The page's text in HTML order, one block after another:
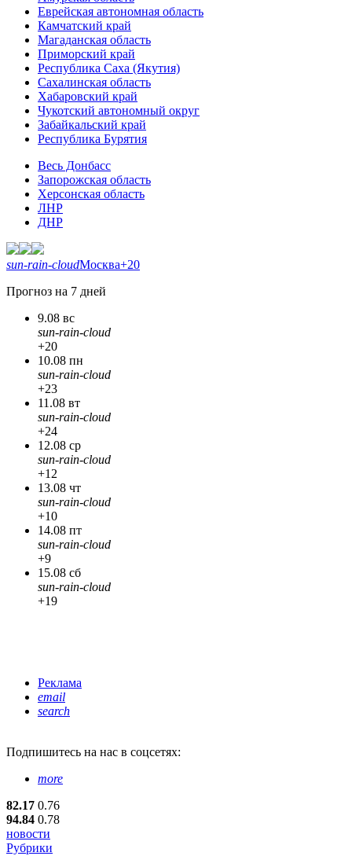
Еврейская автономная область
Камчатский край
Магаданская область
Приморский край
Республика Саха (Якутия)
Сахалинская область
Хабаровский край
Чукотский автономный округ
Забайкальский край
Республика Бурятия
Весь Донбасс
Запорожская область
Херсонская область
ЛНР
ДНР
sun-rain-cloudМосква+20
Прогноз на 7 дней
9.08 вс
sun-rain-cloud
+20
10.08 пн
sun-rain-cloud
+23
11.08 вт
sun-rain-cloud
+24
12.08 ср
sun-rain-cloud
+12
13.08 чт
sun-rain-cloud
+10
14.08 пт
sun-rain-cloud
+9
15.08 сб
sun-rain-cloud
+19
Реклама
email
search
Подпишитесь на нас в соцсетях:
more
82.17 0.76
94.84 0.78
новости
Рубрики